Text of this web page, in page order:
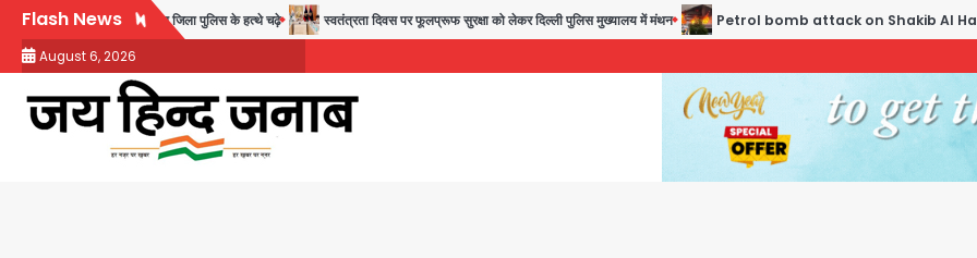
Skip
content
Flash News
नागरिक सेंट्रल जिला पुलिस के हत्थे चढ़े स्वतंत्रता दिवस पर फूलप्रूफ सुरक्षा को लेकर दिल्ली पुलिस मुख्यालय में मंथन Petrol bomb attack on Shakib Al Hasan’s house:
August 6, 2026